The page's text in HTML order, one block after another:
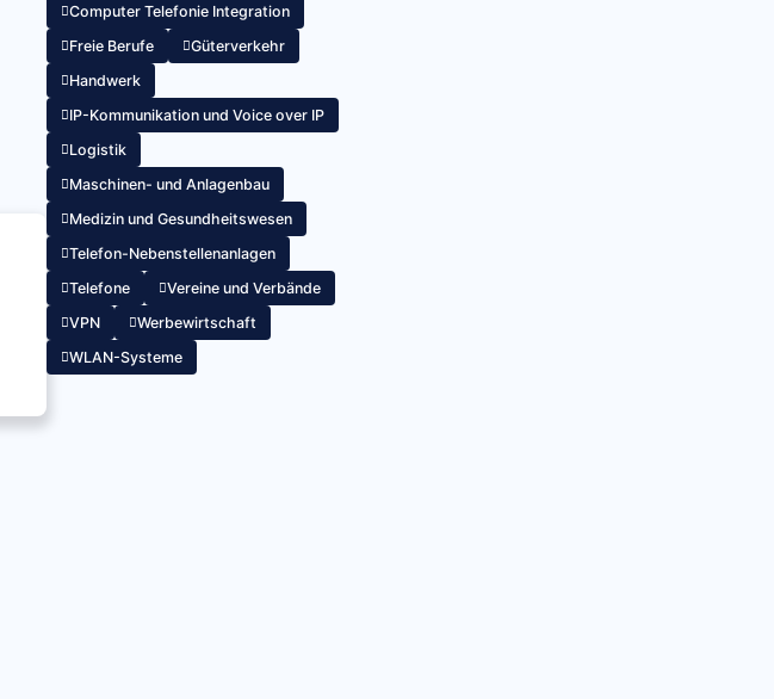
Computer Telefonie Integration
Freie Berufe
Güterverkehr
Handwerk
IP-Kommunikation und Voice over IP
Logistik
Maschinen- und Anlagenbau
Medizin und Gesundheitswesen
Telefon-Nebenstellenanlagen
Telefone
Vereine und Verbände
VPN
Werbewirtschaft
WLAN-Systeme